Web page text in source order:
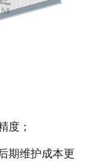
；
维护成本更